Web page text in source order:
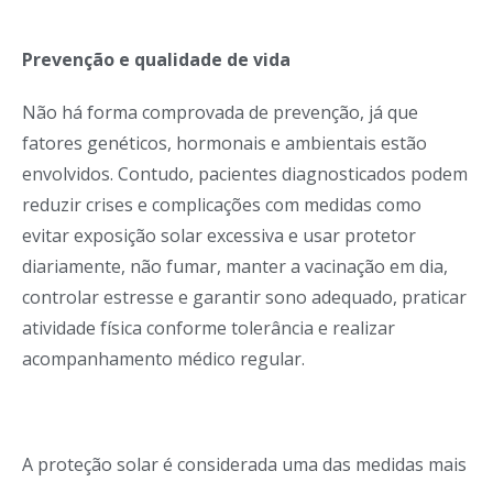
Prevenção e qualidade de vida
Não há forma comprovada de prevenção, já que
fatores genéticos, hormonais e ambientais estão
envolvidos. Contudo, pacientes diagnosticados podem
reduzir crises e complicações com medidas como
evitar exposição solar excessiva e usar protetor
diariamente, não fumar, manter a vacinação em dia,
controlar estresse e garantir sono adequado, praticar
atividade física conforme tolerância e realizar
acompanhamento médico regular.
A proteção solar é considerada uma das medidas mais